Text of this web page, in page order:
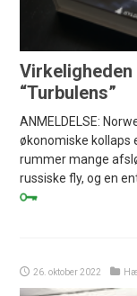
“Turbulens”
ANMELDELSE:
økonomiske kollaps
rummer mange
russiske fly, og en
26. oktober 2022